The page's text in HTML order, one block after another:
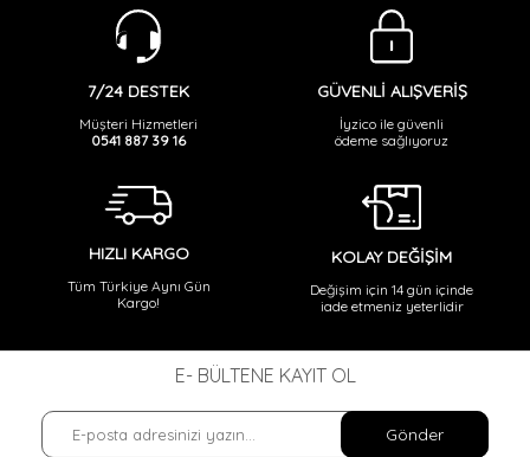
7/24 DESTEK
Müşteri Hizmetleri
0541 887 39 16
GÜVENLİ ALIŞVERİŞ
İyzico ile güvenli
ödeme sağlıyoruz
HIZLI KARGO
Tüm Türkiye Aynı Gün
Kargo!
KOLAY DEĞİŞİM
Değişim için 14 gün içinde
iade etmeniz yeterlidir
E- BÜLTENE KAYIT OL
Gönder